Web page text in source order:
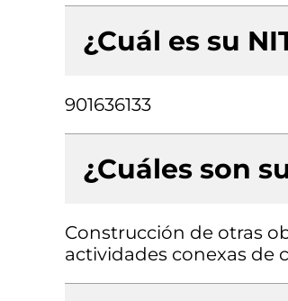
¿Cuál es su
901636133
¿Cuáles son
Construcción de otras
actividades conexas de